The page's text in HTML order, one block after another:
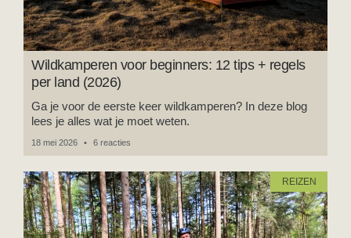
Wildkamperen voor beginners: 12 tips + regels
per land (2026)
Ga je voor de eerste keer wildkamperen? In deze blog
lees je alles wat je moet weten.
18 mei 2026 6 reacties
REIZEN